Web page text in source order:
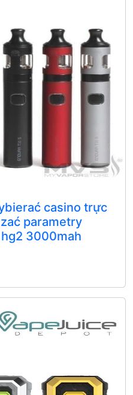
casino trực
parametry
3000mah